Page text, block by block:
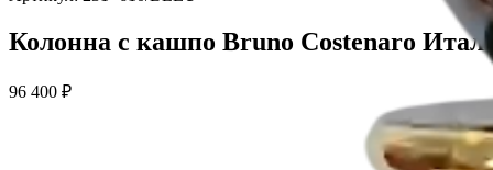
Колонна с кашпо Bruno Costenaro
96 400 ₽